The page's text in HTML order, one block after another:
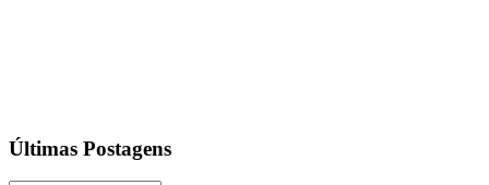
Últimas Postagens